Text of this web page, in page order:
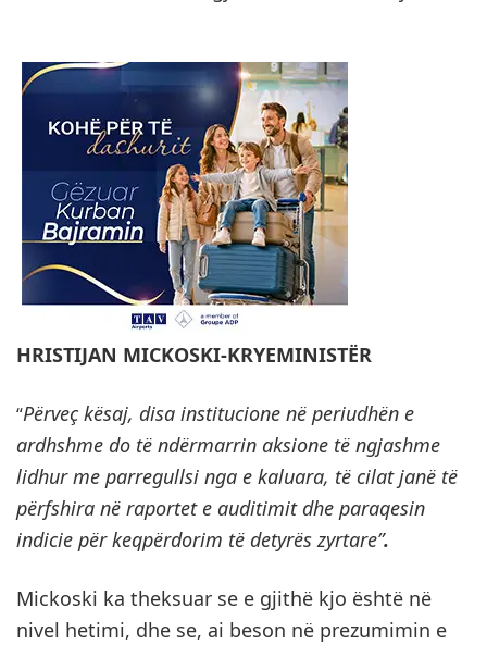
HRISTIJAN MICKOSKI-KRYEMINISTËR
“Përveç kësaj, disa institucione në periudhën e
ardhshme do të ndërmarrin aksione të ngjashme
lidhur me parregullsi nga e kaluara, të cilat janë të
përfshira në raportet e auditimit dhe paraqesin
indicie për keqpërdorim të detyrës zyrtare”.
Mickoski ka theksuar se e gjithë kjo është në
nivel hetimi, dhe se, ai beson në prezumimin e